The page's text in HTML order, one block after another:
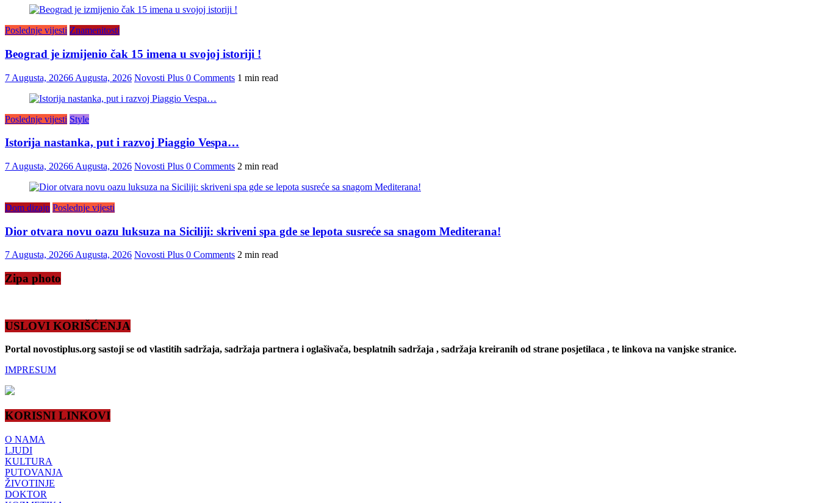
Poslednje vijesti Znamenitosti
Beograd je izmijenio čak 15 imena u svojoj istoriji !
7 Augusta, 20266 Augusta, 2026 Novosti Plus 0 Comments 1 min read
Poslednje vijesti Style
Istorija nastanka, put i razvoj Piaggio Vespa…
7 Augusta, 20266 Augusta, 2026 Novosti Plus 0 Comments 2 min read
Dom dizajn Poslednje vijesti
Dior otvara novu oazu luksuza na Siciliji: skriveni spa gde se lepota susreće sa snagom Mediterana!
7 Augusta, 20266 Augusta, 2026 Novosti Plus 0 Comments 2 min read
Zipa photo
USLOVI KORIŠĆENJA
Portal novostiplus.org sastoji se od vlastitih sadržaja, sadržaja partnera i oglašivača, besplatnih sadržaja , sadržaja kreiranih od strane posjetilaca , te linkova na vanjske stranice.
IMPRESUM
KORISNI LINKOVI
O NAMA
LJUDI
KULTURA
PUTOVANJA
ŽIVOTINJE
DOKTOR